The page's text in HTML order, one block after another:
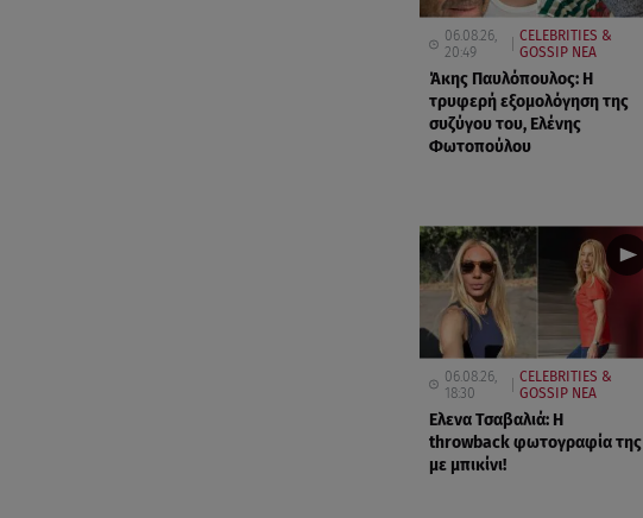
06.08.26,
20:49
CELEBRITIES &
GOSSIP ΝΕΑ
Άκης Παυλόπουλος: Η
τρυφερή εξομολόγηση της
συζύγου του, Ελένης
Φωτοπούλου
06.08.26,
18:30
CELEBRITIES &
GOSSIP ΝΕΑ
Ελενα Τσαβαλιά: Η
throwback φωτογραφία της
με μπικίνι!